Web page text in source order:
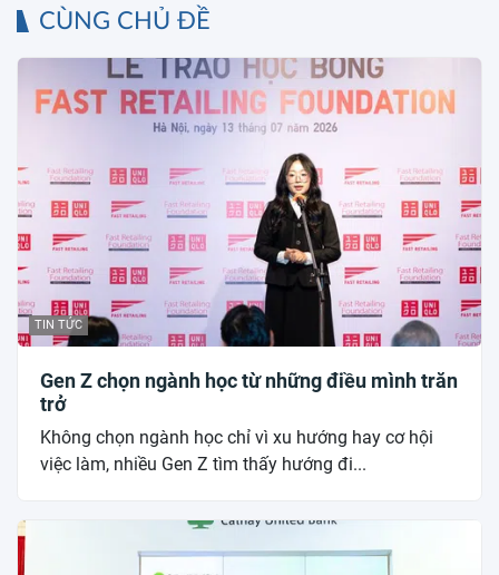
CÙNG CHỦ ĐỀ
TIN TỨC
Gen Z chọn ngành học từ những điều mình trăn
trở
Không chọn ngành học chỉ vì xu hướng hay cơ hội
việc làm, nhiều Gen Z tìm thấy hướng đi...